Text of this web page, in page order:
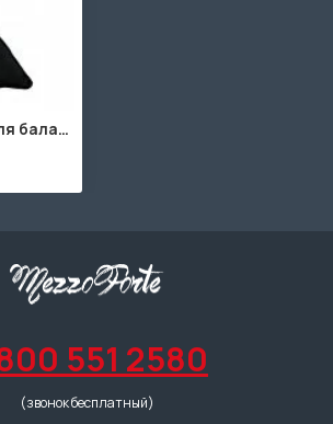
D-BP02 Чехол для балалайки-примы, утеплённый, Doff
551 2580
(звонок бесплатный)